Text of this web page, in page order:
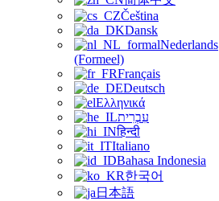
Čeština
Dansk
Nederlands
(Formeel)
Français
Deutsch
Ελληνικά
עִבְרִית
हिन्दी
Italiano
Bahasa Indonesia
한국어
日本語